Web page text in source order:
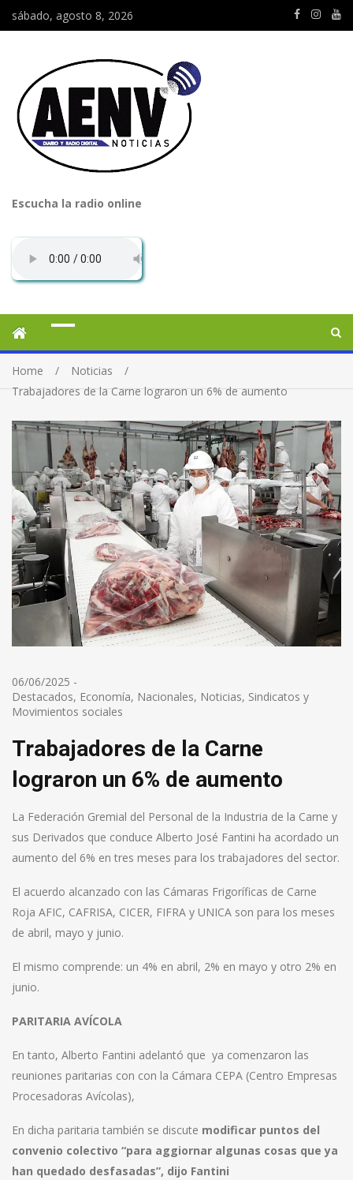
sábado, agosto 8, 2026
Escucha la radio online
Home
Noticias
Trabajadores de la Carne lograron un 6% de aumento
06/06/2025 -
Destacados, Economía, Nacionales, Noticias, Sindicatos y
Movimientos sociales
Trabajadores de la Carne
lograron un 6% de aumento
La Federación Gremial del Personal de la Industria de la Carne y
sus Derivados que conduce Alberto José Fantini ha acordado un
aumento del 6% en tres meses para los trabajadores del sector.
El acuerdo alcanzado con las Cámaras Frigoríficas de Carne
Roja AFIC, CAFRISA, CICER, FIFRA y UNICA son para los meses
de abril, mayo y junio.
El mismo comprende: un 4% en abril, 2% en mayo y otro 2% en
junio.
PARITARIA AVÍCOLA
En tanto, Alberto Fantini adelantó que ya comenzaron las
reuniones paritarias con con la Cámara CEPA (Centro Empresas
Procesadoras Avícolas),
En dicha paritaria también se discute modificar puntos del
convenio colectivo “para aggiornar algunas cosas que ya
han quedado desfasadas”, dijo Fantini